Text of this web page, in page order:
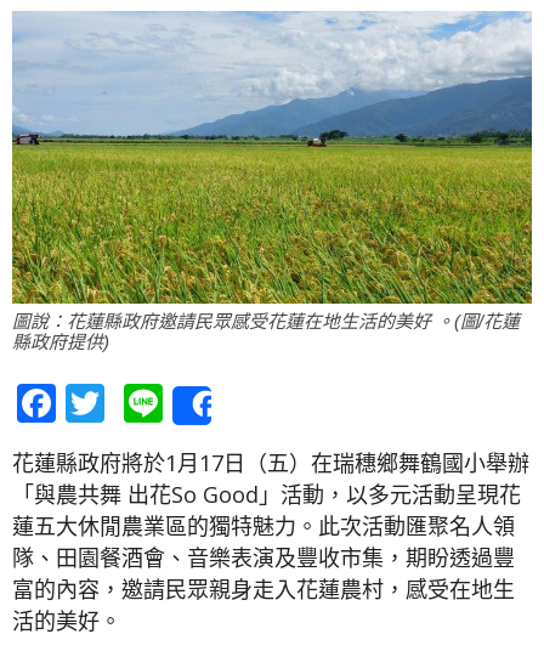
圖說：花蓮縣政府邀請民眾感受花蓮在地生活的美好 。(圖/花蓮
縣政府提供)
Facebook
Twitter
Line
花蓮縣政府將於1月17日（五）在瑞穗鄉舞鶴國小舉辦
「與農共舞 出花So Good」活動，以多元活動呈現花
蓮五大休閒農業區的獨特魅力。此次活動匯聚名人領
隊、田園餐酒會、音樂表演及豐收市集，期盼透過豐
富的內容，邀請民眾親身走入花蓮農村，感受在地生
活的美好。